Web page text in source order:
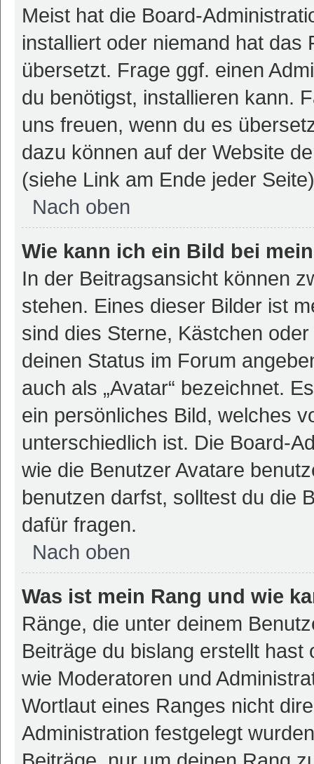
Meist hat die Board-
installiert oder niemand hat das
übersetzt. Frage ggf. einen
du benötigst, installieren kann.
uns freuen, wenn du es
dazu können auf der Website
(siehe Link am Ende jeder
Nach oben
Wie kann ich ein Bild bei
In der Beitragsansicht können
stehen. Eines dieser Bilder ist
sind dies Sterne, Kästchen
deinen Status im Forum
auch als „Avatar“ bezeichnet.
ein persönliches Bild, welches
unterschiedlich ist. Die Board-
wie die Benutzer Avatare
benutzen darfst, solltest du die
dafür fragen.
Nach oben
Was ist mein Rang und wie
Ränge, die unter deinem
Beiträge du bislang erstellt
wie Moderatoren und
Wortlaut eines Ranges nicht
Administration festgelegt